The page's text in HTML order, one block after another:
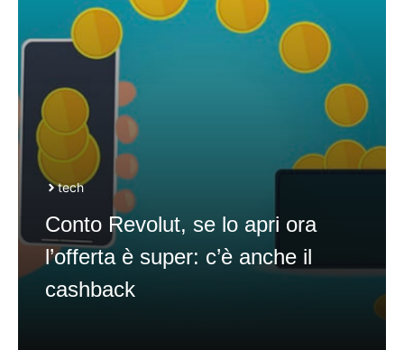
tech
Conto Revolut, se lo apri ora
l’offerta è super: c’è anche il
cashback